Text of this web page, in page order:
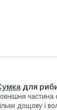
для
частина
дощову і